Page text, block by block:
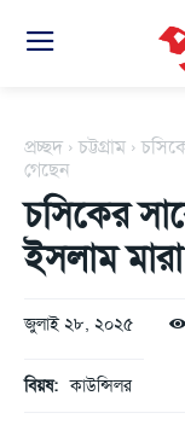
প্রচ্ছদ চট্টগ্রাম
গেছেন
চসিকের
ইসলাম
জুলাই ২৮, ২০২৫
বিয়ষ: কাউন্সিলর